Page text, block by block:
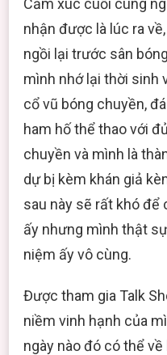
Cảm xúc cuối cùng
nhận được là lúc ra
ngồi lại trước sân
mình nhớ lại thời sinh
cổ vũ bóng chuyền,
ham hố thể thao với
chuyền và mình là
dự bị kèm khán giả
sau này sẽ rất khó để
ấy nhưng mình thật
niệm ấy vô cùng.
Được tham gia Talk
niềm vinh hạnh của
ngày nào đó có thể